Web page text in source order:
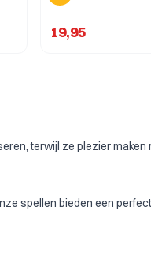
19,95
terwijl ze plezier maken
spellen bieden een